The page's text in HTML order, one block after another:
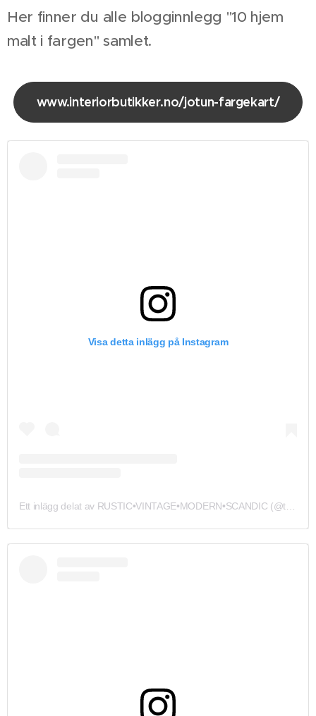
Her finner du alle blogginnlegg "10 hjem
malt i fargen" samlet.
www.interiorbutikker.no/jotun-fargekart/
Visa detta inlägg på Instagram